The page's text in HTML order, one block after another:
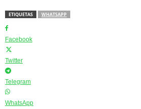
ETIQUETAS WHATSAPP
Facebook
Twitter
Telegram
WhatsApp